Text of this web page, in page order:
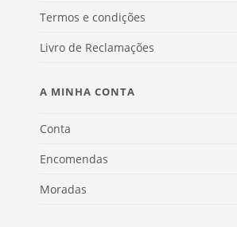
Termos e condições
Livro de Reclamações
A MINHA CONTA
Conta
Encomendas
Moradas